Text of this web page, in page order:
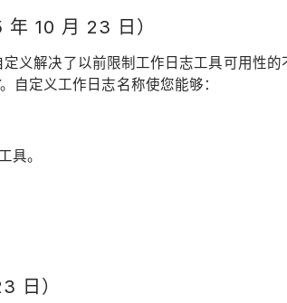
10 月 23 日）
义解决了以前限制工作日志工具可用性
。自定义工作日志名称使您能够：
具。
日）